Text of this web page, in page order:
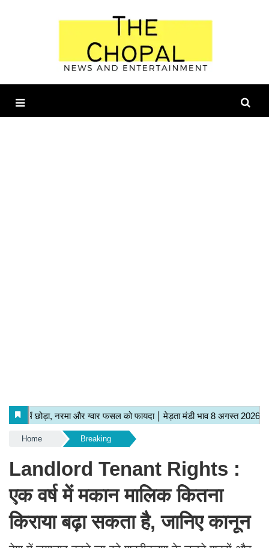
Home Breaking
Landlord Tenant Rights :
एक वर्ष में मकान मालिक कितना
किराया बढ़ा सकता है, जानिए कानून